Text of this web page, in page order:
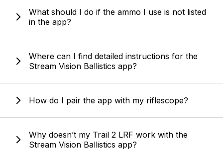
What should I do if the ammo I use is not listed
in the app?
Where can I find detailed instructions for the
Stream Vision Ballistics app?
How do I pair the app with my riflescope?
Why doesn’t my Trail 2 LRF work with the
Stream Vision Ballistics app?